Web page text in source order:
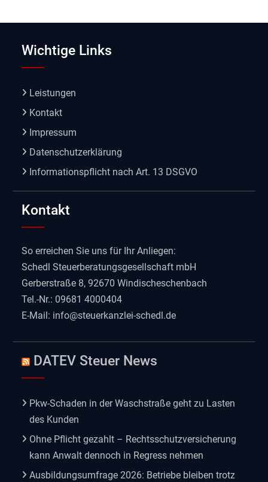
Wichtige Links
Leistungen
Kontakt
Impressum
Datenschutzerklärung
Informationspflicht nach Art. 13 DSGVO
Kontakt
So erreichen Sie uns für Ihr Anliegen:
Schedl Steuerberatungsgesellschaft mbH
Gerberstraße 8, 92670 Windischeschenbach
Tel.-Nr.: 09681 4000404
E-Mail: info@steuerkanzlei-schedl.de
DATEV Steuer News
Pkw-Schaden in der Waschstraße geht zu Lasten
des Kunden
Ohne Pflicht gezahlt – Rechtsschutzversicherung
kann Anwalt dennoch in Regress nehmen
Ausbildungsumfrage 2026: Betriebe bleiben trotz